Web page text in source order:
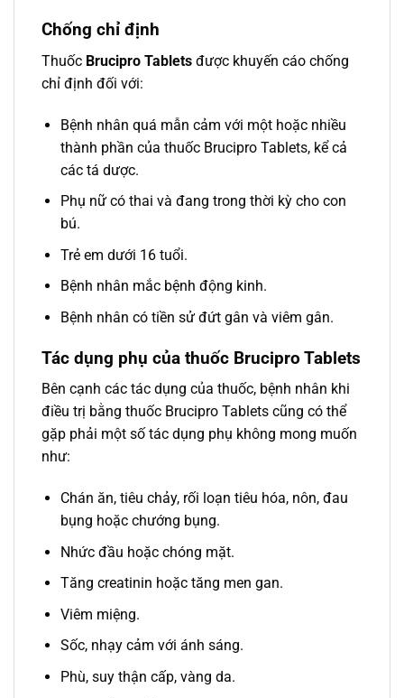
Chống chỉ định
Thuốc Brucipro Tablets được khuyến cáo chống
chỉ định đối với:
Bệnh nhân quá mẫn cảm với một hoặc nhiều
thành phần của thuốc Brucipro Tablets, kể cả
các tá dược.
Phụ nữ có thai và đang trong thời kỳ cho con
bú.
Trẻ em dưới 16 tuổi.
Bệnh nhân mắc bệnh động kinh.
Bệnh nhân có tiền sử đứt gân và viêm gân.
Tác dụng phụ của thuốc Brucipro Tablets
Bên cạnh các tác dụng của thuốc, bệnh nhân khi
điều trị bằng thuốc Brucipro Tablets cũng có thể
gặp phải một số tác dụng phụ không mong muốn
như:
Chán ăn, tiêu chảy, rối loạn tiêu hóa, nôn, đau
bụng hoặc chướng bụng.
Nhức đầu hoặc chóng mặt.
Tăng creatinin hoặc tăng men gan.
Viêm miệng.
Sốc, nhạy cảm với ánh sáng.
Phù, suy thận cấp, vàng da.